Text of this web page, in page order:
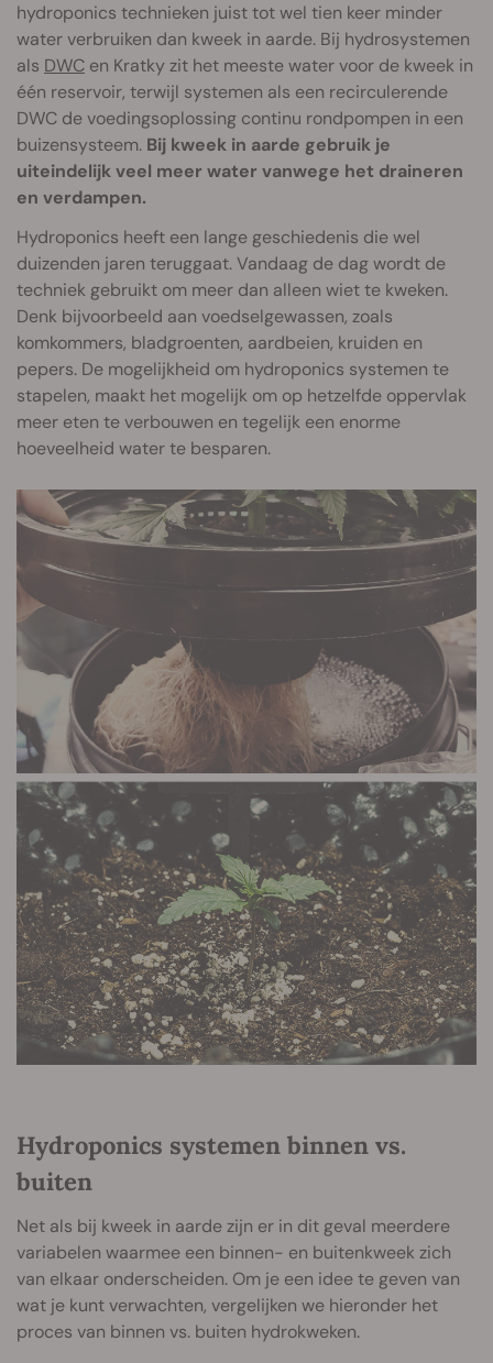
hydroponics technieken juist tot wel tien keer minder
water verbruiken dan kweek in aarde. Bij hydrosystemen
als DWC en Kratky zit het meeste water voor de kweek in
één reservoir, terwijl systemen als een recirculerende
DWC de voedingsoplossing continu rondpompen in een
buizensysteem. Bij kweek in aarde gebruik je
uiteindelijk veel meer water vanwege het draineren
en verdampen.
Hydroponics heeft een lange geschiedenis die wel
duizenden jaren teruggaat. Vandaag de dag wordt de
techniek gebruikt om meer dan alleen wiet te kweken.
Denk bijvoorbeeld aan voedselgewassen, zoals
komkommers, bladgroenten, aardbeien, kruiden en
pepers. De mogelijkheid om hydroponics systemen te
stapelen, maakt het mogelijk om op hetzelfde oppervlak
meer eten te verbouwen en tegelijk een enorme
hoeveelheid water te besparen.
Hydroponics systemen binnen vs.
buiten
Net als bij kweek in aarde zijn er in dit geval meerdere
variabelen waarmee een binnen- en buitenkweek zich
van elkaar onderscheiden. Om je een idee te geven van
wat je kunt verwachten, vergelijken we hieronder het
proces van binnen vs. buiten hydrokweken.